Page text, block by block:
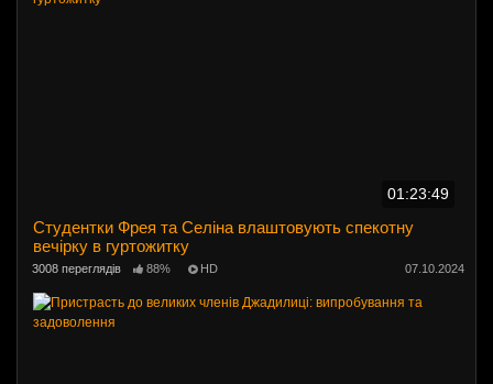
01:23:49
Студентки Фрея та Селіна влаштовують спекотну
вечірку в гуртожитку
3008 переглядів 88% HD 07.10.2024